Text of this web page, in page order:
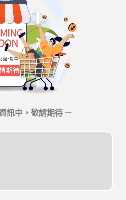
訊中，敬請期待 －